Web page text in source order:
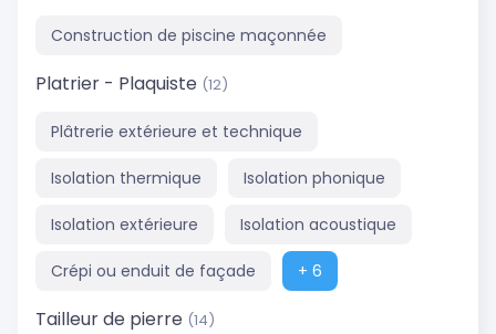
Construction de piscine maçonnée
Platrier - Plaquiste (12)
Plâtrerie extérieure et technique
Isolation thermique Isolation phonique
Isolation extérieure Isolation acoustique
Crépi ou enduit de façade + 6
Tailleur de pierre (14)